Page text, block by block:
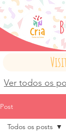
Ver todos os
Post
Todos os posts